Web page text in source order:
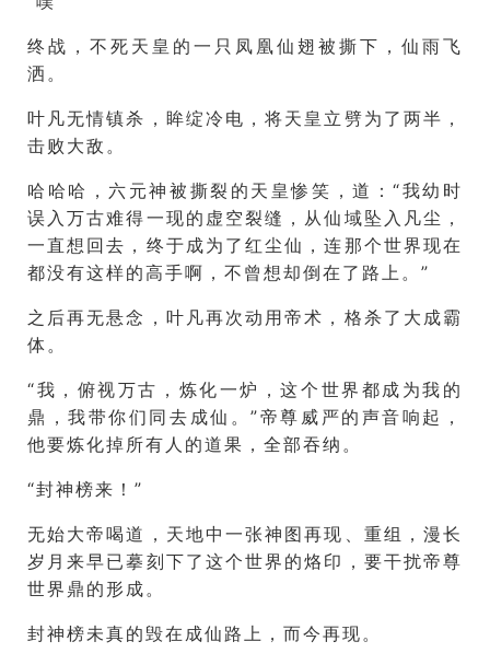
终战，不死天皇的一只凤凰仙翅被撕下，仙雨飞
洒。
叶凡无情镇杀，眸绽冷电，将天皇立劈为了两半，
击败大敌。
哈哈哈，六元神被撕裂的天皇惨笑，道：“我幼时
误入万古难得一现的虚空裂缝，从仙域坠入凡尘，
一直想回去，终于成为了红尘仙，连那个世界现在
都没有这样的高手啊，不曾想却倒在了路上。”
之后再无悬念，叶凡再次动用帝术，格杀了大成霸
体。
“我，俯视万古，炼化一炉，这个世界都成为我的
鼎，我带你们同去成仙。”帝尊威严的声音响起，
他要炼化掉所有人的道果，全部吞纳。
“封神榜来！”
无始大帝喝道，天地中一张神图再现、重组，漫长
岁月来早已摹刻下了这个世界的烙印，要干扰帝尊
世界鼎的形成。
封神榜未真的毁在成仙路上，而今再现。